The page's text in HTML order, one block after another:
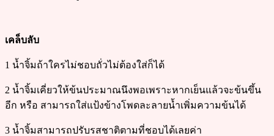
เคล็บลับ
1 น้ำจิ้มถ้าใครไม่ชอบถั่วไม่ต้องใส่ก็ได้
2 น้ำจิ้มเคี่ยวให้ข้นประมาณนึงพอเพราะหากเย็นแล้วจะข้นขึ้น
อีก หรือ สามารถใส่แป้งข้างโพดละลายน้ำเพิ่มความข้นได้
3 น้ำจิ้มสามารถปรับรสชาติตามที่ชอบได้เลยค่า